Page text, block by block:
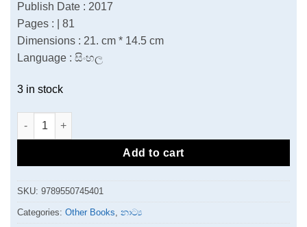
Publish Date : 2017
Pages : | 81
Dimensions : 21. cm * 14.5 cm
Language : සිංහල
3 in stock
ලෙනින්ගේ ගීතය quantity
Add to cart
SKU: 9789550745401
Categories: Other Books නාට්‍ය